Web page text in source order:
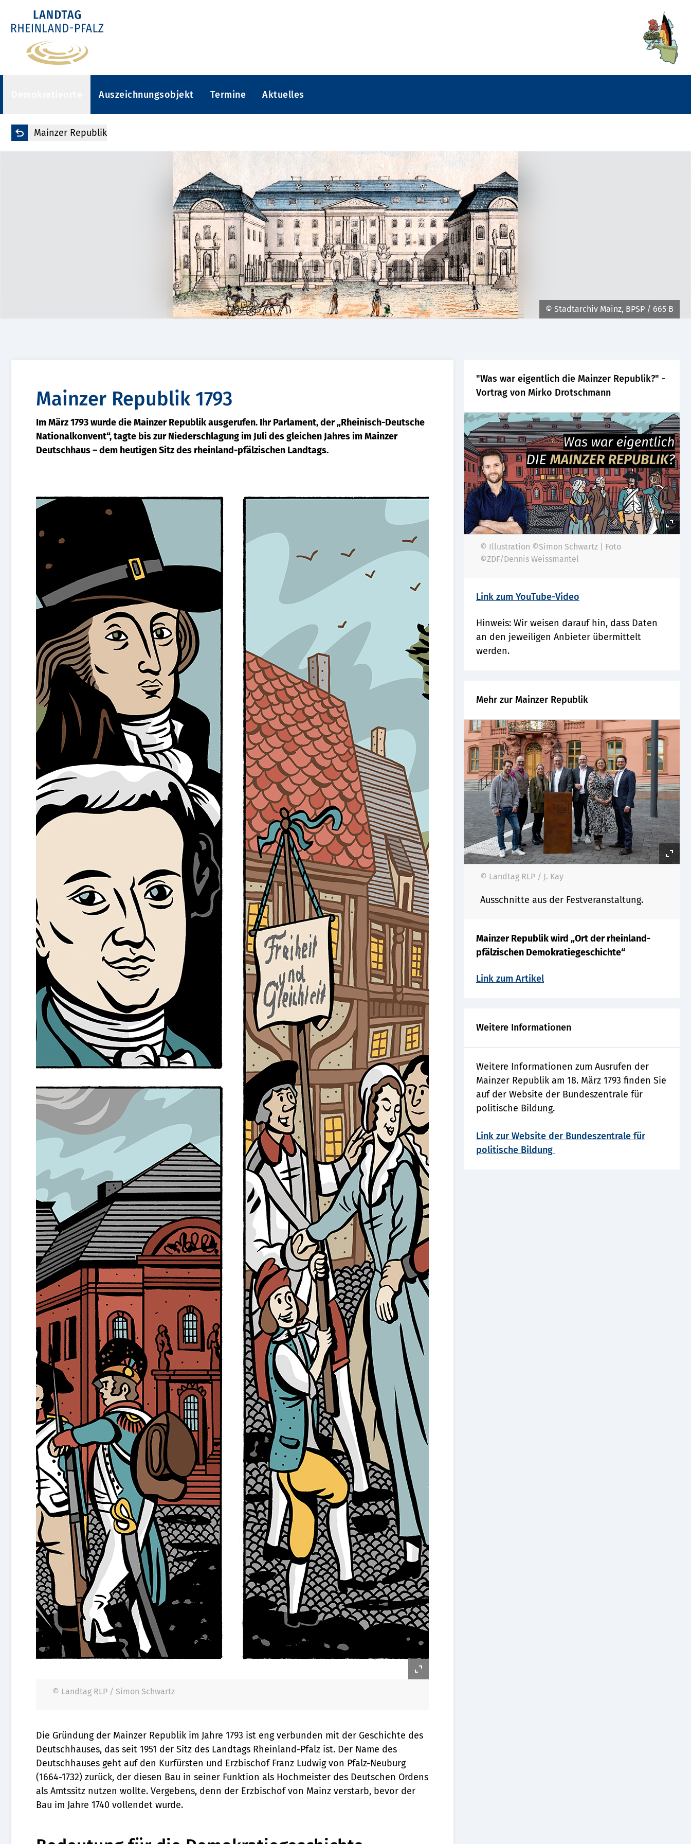
Auszeichnungsobjekt Termine Aktuelles
Mainzer Republik
© Stadtarchiv Mainz, BPSP / 665 B
Mainzer Republik 1793
Im März 1793 wurde die Mainzer Republik ausgerufen. Ihr Parlament, der „Rheinisch-Deutsche
Nationalkonvent“, tagte bis zur Niederschlagung im Juli des gleichen Jahres im Mainzer
Deutschhaus – dem heutigen Sitz des rheinland-pfälzischen Landtags.
© Landtag RLP / Simon Schwartz
Die Gründung der Mainzer Republik im Jahre 1793 ist eng verbunden mit der Geschichte des
Deutschhauses, das seit 1951 der Sitz des Landtags Rheinland-Pfalz ist. Der Name des
Deutschhauses geht auf den Kurfürsten und Erzbischof Franz Ludwig von Pfalz-Neuburg
(1664-1732) zurück, der diesen Bau in seiner Funktion als Hochmeister des Deutschen Ordens
als Amtssitz nutzen wollte. Vergebens, denn der Erzbischof von Mainz verstarb, bevor der
Bau im Jahre 1740 vollendet wurde.
"Was war eigentlich die Mainzer Republik?" -
Vortrag von Mirko Drotschmann
© Illustration ©Simon Schwartz | Foto
©ZDF/Dennis Weissmantel
Link zum YouTube-Video
Hinweis: Wir weisen darauf hin, dass Daten
an den jeweiligen Anbieter übermittelt
werden.
Mehr zur Mainzer Republik
© Landtag RLP / J. Kay
Ausschnitte aus der Festveranstaltung.
Mainzer Republik wird „Ort der rheinland-
pfälzischen Demokratiegeschichte“
Link zum Artikel
Weitere Informationen
Weitere Informationen zum Ausrufen der
Mainzer Republik am 18. März 1793 finden Sie
auf der Website der Bundeszentrale für
politische Bildung.
Link zur Website der Bundeszentrale für
politische Bildung